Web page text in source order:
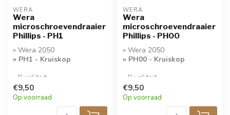
WERA
Wera
microschroevendraaier
Phillips - PH1
» Wera 2050
» PH1 - Kruiskop
» Kwaliteit
Microschroevendraaier
€9,50
Op voorraad
WERA
Wera
microschroevendraaier
Phillips - PH00
» Wera 2050
» PH00 - Kruiskop
» Kwaliteit
Microschroevendraaier
€9,50
Op voorraad